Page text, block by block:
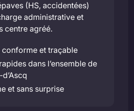
(HS, accidentées)
administrative et
centre agréé.
conforme et traçable
dans l’ensemble de
et sans surprise